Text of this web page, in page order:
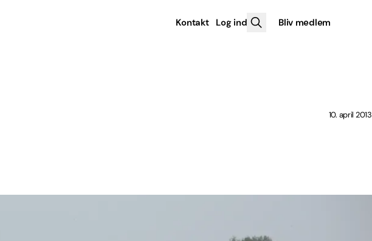
Kontakt Log ind Bliv medlem
10. april 2013